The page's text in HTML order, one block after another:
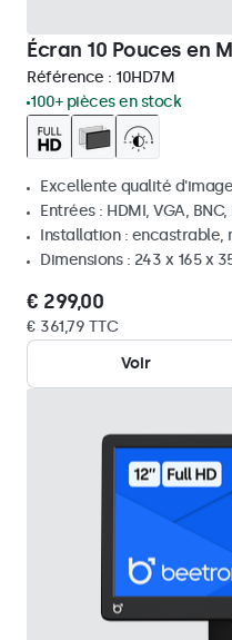
Écran 10 Pouces en
Référence : 10HD7M
100+ pièces en stock
Excellente qualité
Entrées : HDMI, VGA, BNC,
Installation : encastrable,
Dimensions : 243 x 165 x
€ 299,00
€ 361,79 TTC
Voir